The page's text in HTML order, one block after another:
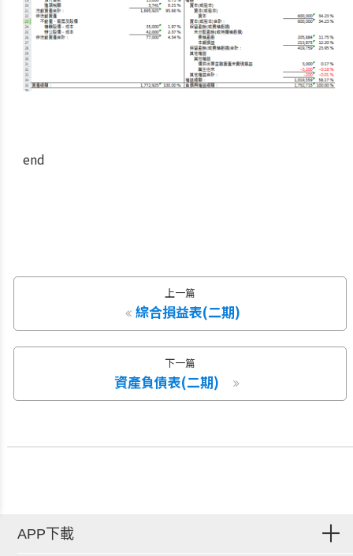
end
上一篇
綜合損益表(二期)
下一篇
資產負債表(二期)
APP下載